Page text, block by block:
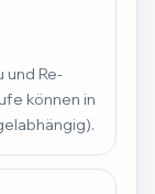
Re-
können in